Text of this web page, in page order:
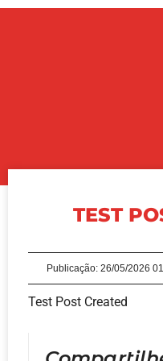
TEST
Publicação: 26/05/2026
Test Post Created